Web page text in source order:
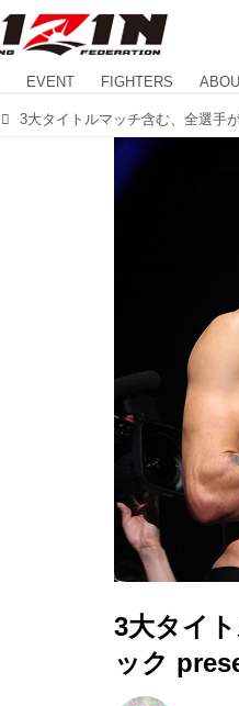
EVENT FIGHTERS
3大タイ
ック